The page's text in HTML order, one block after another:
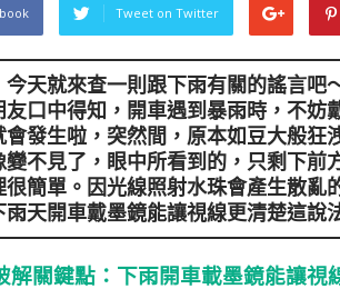
Tweet on Twitter
天就來查一則跟下雨有關的謠言吧
口中得知，開車遇到暴雨時，不妨
發生啦，突然間，原本如豆大般狂
不見了，眼中所看到的，只剩下前
簡單。因光線照射水珠會產生散亂
雨天開車戴墨鏡能讓視線更清楚這說
解關鍵點：下雨開車載墨鏡能讓視